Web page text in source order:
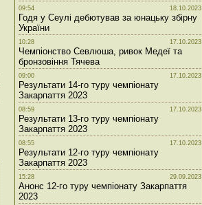
09:54 18.10.2023
Годя у Сеулі дебютував за юнацьку збірну
України
10:28 17.10.2023
Чемпіонство Севлюша, ривок Медеї та
бронзовіння Тячева
09:00 17.10.2023
Результати 14-го туру чемпіонату
Закарпаття 2023
08:59 17.10.2023
Результати 13-го туру чемпіонату
Закарпаття 2023
08:55 17.10.2023
Результати 12-го туру чемпіонату
Закарпаття 2023
15:28 29.09.2023
Анонс 12-го туру чемпіонату Закарпаття
2023